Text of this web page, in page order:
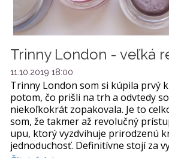
Trinny London - veľká
11.10.2019 18:00
Trinny London som si kúpila prvý
potom, čo prišli na trh a odvtedy
niekoľkokrát zopakovala. Je to
som, že takmer až revolučný
upu, ktorý vyzdvihuje prirodzenú
jednoduchosť. Definitívne stojí za